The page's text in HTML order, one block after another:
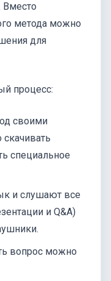
Вместо
метода можно
для
процесс:
своими
специальное
и слушают все
и Q&A)
вопрос можно